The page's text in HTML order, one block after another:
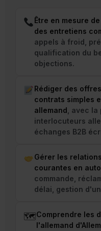
Être en mesure
des entretiens
appels à froid,
qualification du
objections.
Rédiger des
contrats simples
allemand , avec
interlocuteurs
échanges B2B
Gérer les
courantes en
commande,
délai, gestion
🗺Comprendre les
l'allemand